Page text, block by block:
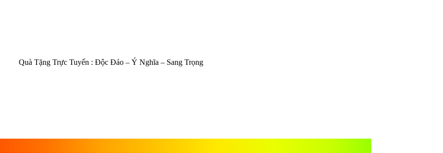
Quà Tặng Trực Tuyến : Độc Đáo – Ý Nghĩa – Sang Trọng